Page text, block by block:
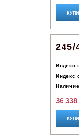
245/
Индекс
Индекс
36